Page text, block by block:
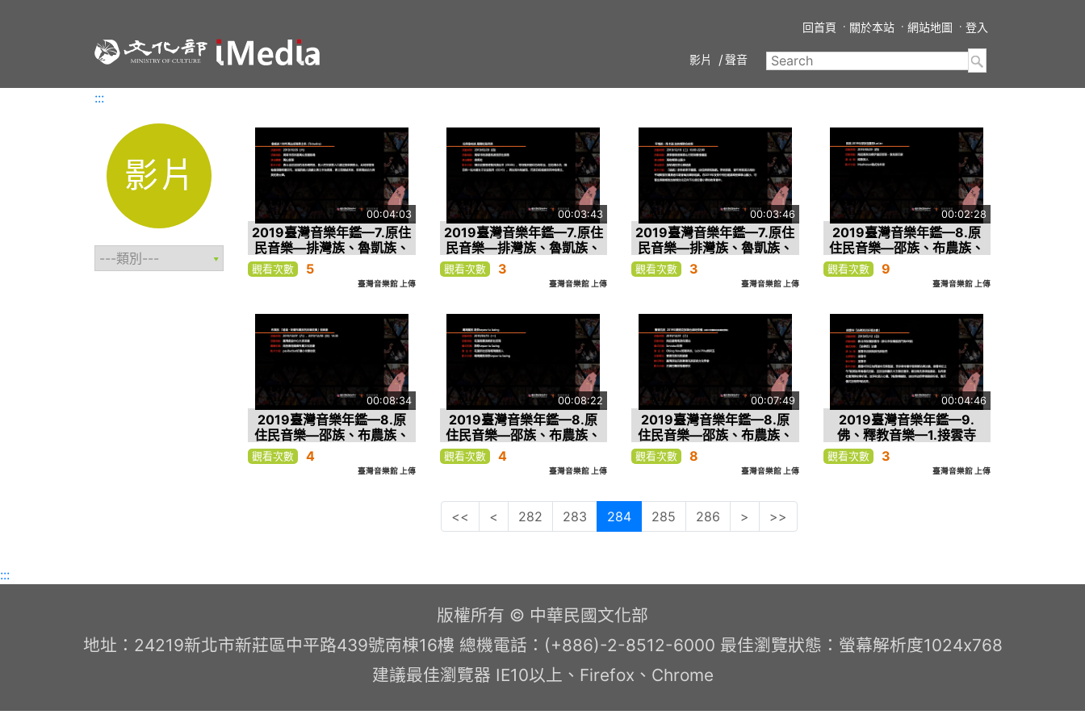
:::
回首頁 關於本站 網站地圖 登入
影片 聲音
:::
影片
00:04:03
2019臺灣音樂年鑑—7.原住
民音樂—排灣族、魯凱族、
卡那卡那富族、拉阿魯哇
族、平埔族—3.魯凱族 108
觀看次數 5
臺灣音樂館 上傳
00:03:43
2019臺灣音樂年鑑—7.原住
民音樂—排灣族、魯凱族、
卡那卡那富族、拉阿魯哇
族、平埔族—4.拉阿魯哇族
觀看次數 3
臺灣音樂館 上傳
00:03:46
2019臺灣音樂年鑑—7.原住
民音樂—排灣族、魯凱族、
卡那卡那富族、拉阿魯哇
族、平埔族—5.平埔族－馬
觀看次數 3
臺灣音樂館 上傳
00:02:28
2019臺灣音樂年鑑—8.原
住民音樂—邵族、布農族、
噶瑪蘭族、賽德克族—1.邵
族 2019年邵族祖靈祭
觀看次數 9
臺灣音樂館 上傳
00:08:34
2019臺灣音樂年鑑—8.原
住民音樂—邵族、布農族、
噶瑪蘭族、賽德克族—2.布
農族 「越嶺－聆聽布農族的
觀看次數 4
臺灣音樂館 上傳
00:08:22
2019臺灣音樂年鑑—8.原
住民音樂—邵族、布農族、
噶瑪蘭族、賽德克族—3.噶
瑪蘭族 海祭sepaw tu
觀看次數 4
臺灣音樂館 上傳
00:07:49
2019臺灣音樂年鑑—8.原
住民音樂—邵族、布農族、
噶瑪蘭族、賽德克族—4.賽
德克族 2019年賽德克族聯
觀看次數 8
臺灣音樂館 上傳
00:04:46
2019臺灣音樂年鑑—9.
佛、釋教音樂—1.接雲寺
「浴佛消災祈福法會」
觀看次數 3
臺灣音樂館 上傳
<< < 282 283 284 285 286 > >>
:::
版權所有 © 中華民國文化部
地址：24219新北市新莊區中平路439號南棟16樓 總機電話：(+886)-2-8512-6000 最佳瀏覽狀態：螢幕解析度1024x768
建議最佳瀏覽器 IE10以上、Firefox、Chrome